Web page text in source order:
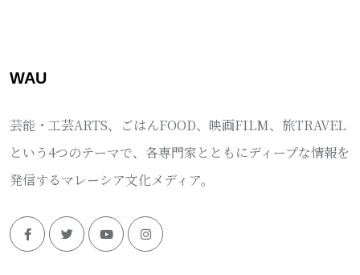
WAU
芸能・工芸ARTS、ごはんFOOD、映画FILM、旅TRAVEL
という4つのテーマで、各専門家とともにディープな情報を
発信するマレーシア文化メディア。